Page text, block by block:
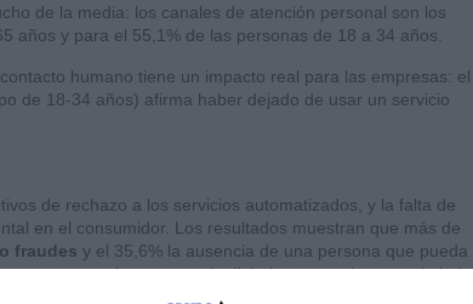
de la media: los canales de atención personal son los
años y para el 55,1% de las personas de 18 a 34 años.
humano tiene un impacto real para las empresas: el
de 18-34 años) afirma haber dejado de usar un servicio
de rechazo a los servicios automatizados, y la falta de
en el consumidor. Los resultados muestran que más de
fraudes y el 35,6% la ausencia de una persona que pueda
no encontrar barreras en lo digital, porcentaje que solo baja